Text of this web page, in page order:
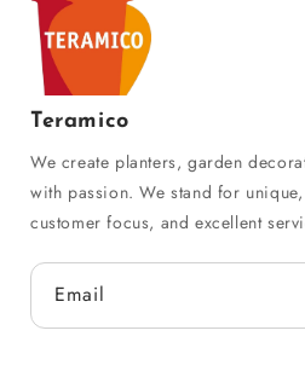
Teramico
We create planters, garden
with passion. We stand for
customer focus, and excellent
Email